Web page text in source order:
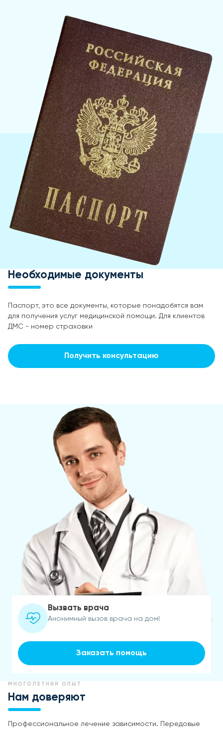
Необходимые документы
Паспорт, это все документы, которые понадобятся вам
для получения услуг медицинской помощи. Для клиентов
ДМС - номер страховки
Получить консультацию
Вызвать врача
Анонимный вызов врача на дом!
Заказать помощь
МНОГОЛЕТНИЙ ОПЫТ
Нам доверяют
Профессиональное лечение зависимости. Передовые